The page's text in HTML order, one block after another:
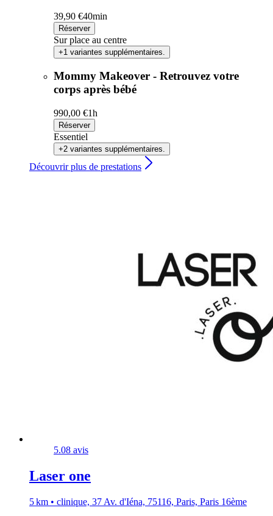
39,90 €40min
Réserver
Sur place au centre
+1 variantes supplémentaires.
Mommy Makeover - Retrouvez votre
corps après bébé
990,00 €1h
Réserver
Essentiel
+2 variantes supplémentaires.
Découvrir plus de prestations
5.08 avis
Laser one
5 km • clinique, 37 Av. d'Iéna, 75116, Paris, Paris 16ème